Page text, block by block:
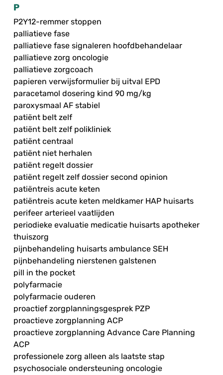
P
P2Y12-remmer stoppen
palliatieve fase
palliatieve fase signaleren hoofdbehandelaar
palliatieve zorg oncologie
palliatieve zorgcoach
papieren verwijsformulier bij uitval EPD
paracetamol dosering kind 90 mg/kg
paroxysmaal AF stabiel
patiënt belt zelf
patiënt belt zelf polikliniek
patiënt centraal
patiënt niet herhalen
patiënt regelt dossier
patiënt regelt zelf dossier second opinion
patiëntreis acute keten
patiëntreis acute keten meldkamer HAP huisarts
perifeer arterieel vaatlijden
periodieke evaluatie medicatie huisarts apotheker
thuiszorg
pijnbehandeling huisarts ambulance SEH
pijnbehandeling nierstenen galstenen
pill in the pocket
polyfarmacie
polyfarmacie ouderen
proactief zorgplanningsgesprek PZP
proactieve zorgplanning ACP
proactieve zorgplanning Advance Care Planning
ACP
professionele zorg alleen als laatste stap
psychosociale ondersteuning oncologie